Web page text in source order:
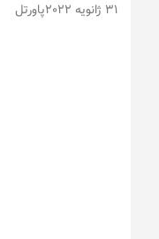
31 ژانویه 2022 پاورتل